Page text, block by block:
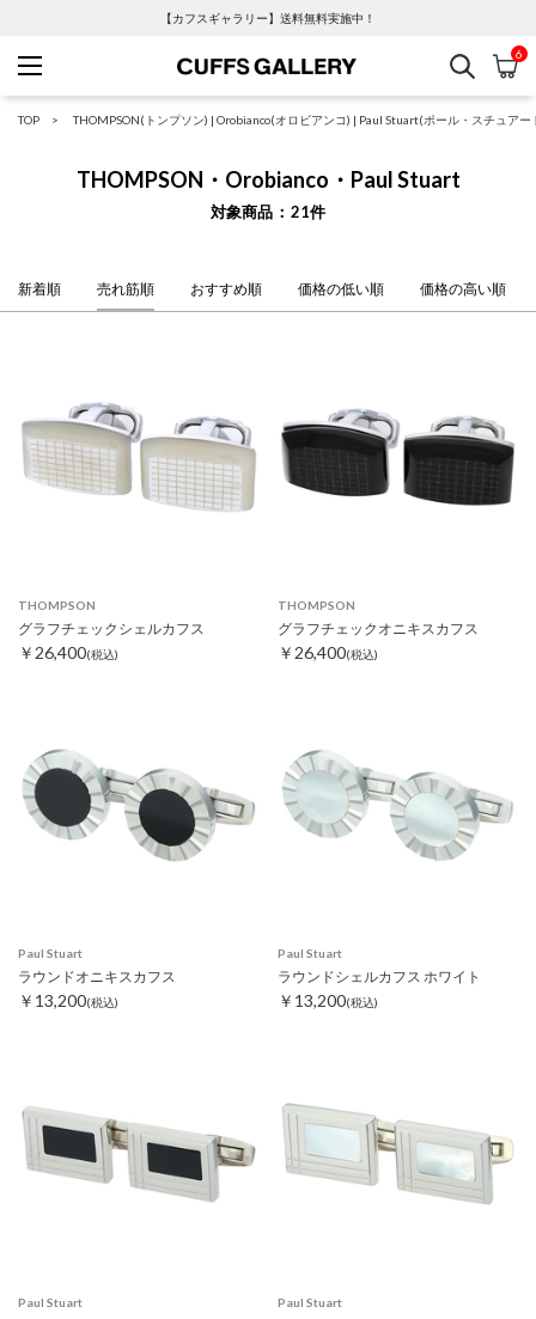
【カフスギャラリー】送料無料実施中！
Cuffs Gallery
検索 カ
6
TOP THOMPSON(トンプソン) | Orobianco(オロビアンコ) | Paul Stuart(ポール・スチュアー
THOMPSON・Orobianco・Paul Stuart
対象商品 21件
新着順 売れ筋順 おすすめ順 価格の低い順 価格の高い順
THOMPSON
グラフチェックシェルカフス
￥26,400(税込)
THOMPSON
グラフチェックオニキスカフス
￥26,400(税込)
Paul Stuart
ラウンドオニキスカフス
￥13,200(税込)
Paul Stuart
ラウンドシェルカフス ホワイト
￥13,200(税込)
Paul Stuart Paul Stuart